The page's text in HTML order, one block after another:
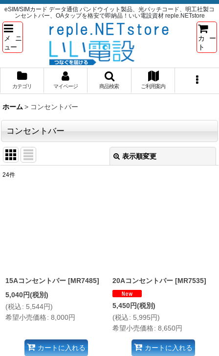
eSIM/SIMカード データ通信 パンドウイット製品、光パッチコード、明工社製コ
ンセントバー、OAタップを格安で即納品！いい電設資材 reple.NETstore
メニ
ュー
カー
ト
カテゴリ マイページ 商品検索 ご利用案内
ホーム > コンセントバー
コンセントバー
表示順変更
24件
15Aコンセントバー [MR7485]
5,040円(税別)
(税込: 5,544円)
希望小売価格: 8,000円
カートに入れる
20Aコンセントバー [MR7535]
5,450円(税別)
(税込: 5,995円)
希望小売価格: 8,650円
カートに入れる